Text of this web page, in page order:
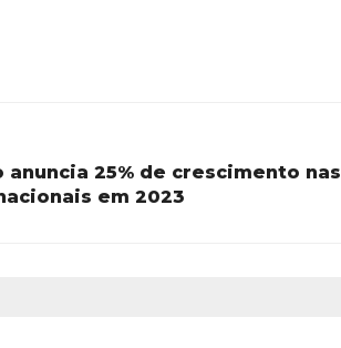
anuncia 25% de crescimento nas
em 2023